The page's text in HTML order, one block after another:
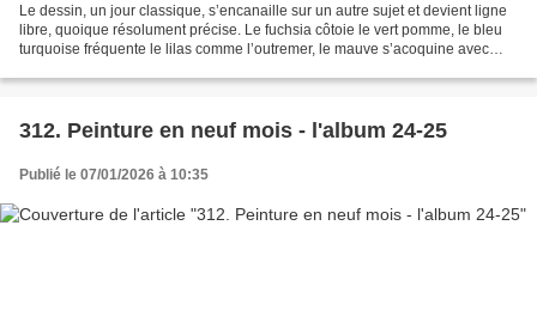
Le dessin, un jour classique, s’encanaille sur un autre sujet et devient ligne
libre, quoique résolument précise. Le fuchsia côtoie le vert pomme, le bleu
turquoise fréquente le lilas comme l’outremer, le mauve s’acoquine avec
312. Peinture en neuf mois - l'album 24-25
Publié le 07/01/2026 à 10:35